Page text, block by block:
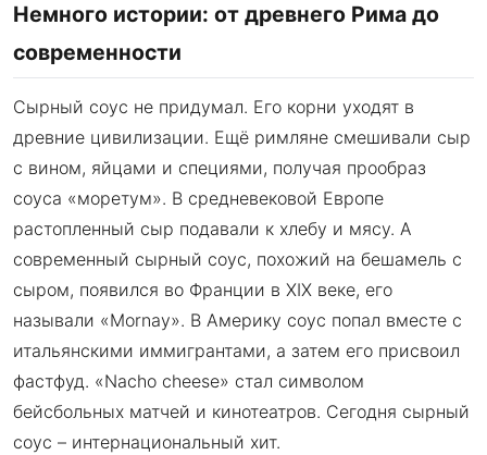
Немного истории: от древнего Рима до
современности
Сырный соус не придумал. Его корни уходят в
древние цивилизации. Ещё римляне смешивали сыр
с вином, яйцами и специями, получая прообраз
соуса «моретум». В средневековой Европе
растопленный сыр подавали к хлебу и мясу. А
современный сырный соус, похожий на бешамель с
сыром, появился во Франции в XIX веке, его
называли «Mornay». В Америку соус попал вместе с
итальянскими иммигрантами, а затем его присвоил
фастфуд. «Nacho cheese» стал символом
бейсбольных матчей и кинотеатров. Сегодня сырный
соус – интернациональный хит.